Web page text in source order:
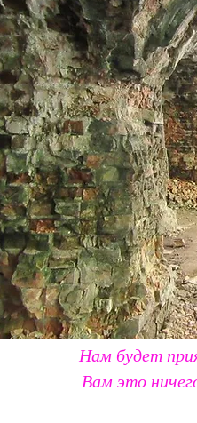
Нам будет
Вам это